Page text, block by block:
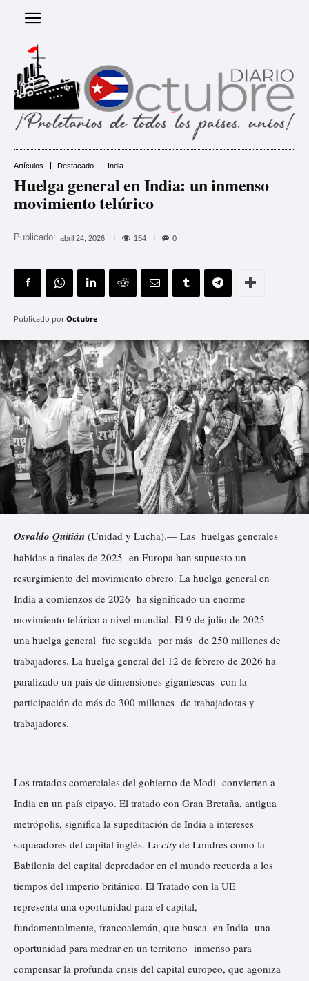
Artículos Destacado India
Huelga general en India: un inmenso
movimiento telúrico
Publicado: abril 24, 2026 154 0
Publicado por Octubre
Osvaldo Quitián (Unidad y Lucha).— Las huelgas generales
habidas a finales de 2025 en Europa han supuesto un
resurgimiento del movimiento obrero. La huelga general en
India a comienzos de 2026 ha significado un enorme
movimiento telúrico a nivel mundial. El 9 de julio de 2025
una huelga general fue seguida por más de 250 millones de
trabajadores. La huelga general del 12 de febrero de 2026 ha
paralizado un país de dimensiones gigantescas con la
participación de más de 300 millones de trabajadoras y
trabajadores.
Los tratados comerciales del gobierno de Modi convierten a
India en un país cipayo. El tratado con Gran Bretaña, antigua
metrópolis, significa la supeditación de India a intereses
saqueadores del capital inglés. La city de Londres como la
Babilonia del capital depredador en el mundo recuerda a los
tiempos del imperio británico. El Tratado con la UE
representa una oportunidad para el capital,
fundamentalmente, francoalemán, que busca en India una
oportunidad para medrar en un territorio inmenso para
compensar la profunda crisis del capital europeo, que agoniza